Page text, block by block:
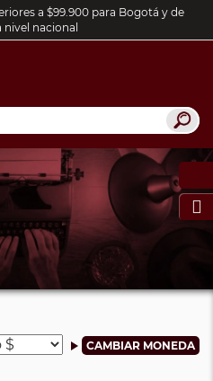
a $99.900 para Bogotá y de
nivel nacional
